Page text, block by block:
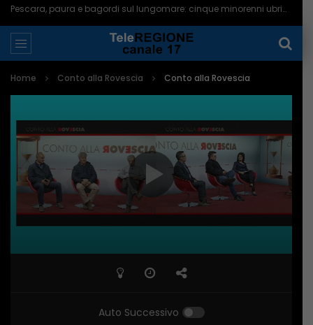
Pescara, paura e bagordi sul lungomare: cinque minorenni ubriachi in ospedale – 05/08/2026
Home Conto alla Rovescia Conto alla Rovescia
Auto Successivo